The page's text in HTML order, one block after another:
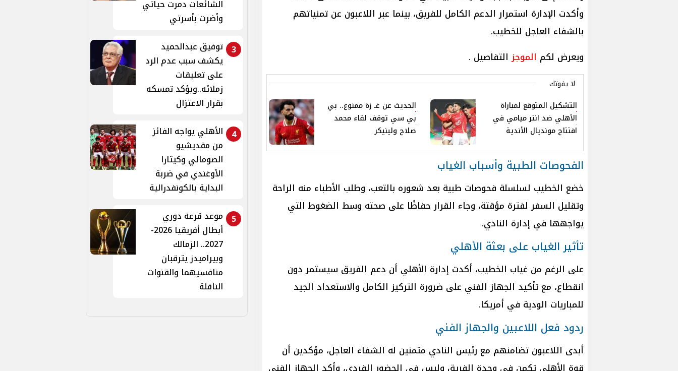
وأكدت الإدارة استمرار الدعم الكامل للفريق، بينما عبر اللاعبون عن تمنياتهم
بالشفاء العاجل للخطيب.
ويعرض لكم الموجز التفاصيل .
لا يفوتك
التشكيل المتوقع لمباراة
الأهلي ضد انتر ميامي في
افتتاح مونديال الأندية
الحديث عن غـ زة ممنوع.. بي
بي سي توقف لقاء محمد
صلاح ولينيكر
الفحوصات الطبية وأسباب الغياب
خضع الخطيب لسلسلة فحوصات طبية بعد شعوره بالتعب، وطلب الأطباء منه الراحة
وتقليل السفر لفترة مؤقتة، وجاء القرار حفاظًا على صحته وسط الضغوط التي
يواجهها في إدارة النادي.
تأثير الغياب على بعثة الأهلي
على الرغم من غياب الخطيب، أكدت إدارة الأهلي أن دعم الفريق سيستمر دون
انقطاع، مع تأكيد الجهاز الفني على ضرورة التركيز الكامل والاستعداد الجيد
للمباريات الودية في أمريكا.
ردود فعل اللاعبين والجهاز الفني
أبدى اللاعبون تضامنهم مع رئيس النادي متمنين له الشفاء العاجل، مؤكدين أن
الشائعات دمرت حياتي
وأضرت بأسرتي
3 توفيق عبدالحميد
يكشف سبب عدم الرد
على تعليقات
زملائه..ويؤكد تمسكه
بقرار الاعتزال
4
الأهلي يواجه الفائز
من مقديشيو
الصومالي وكيتارا
الأوغندي في ضربة
البداية بالكونفدرالية
5
موعد قرعة دوري
أبطال أفريقيا 2026-
2027.. الزمالك
وبيراميدز يترقبان
منافسيهما والقنوات
الناقلة